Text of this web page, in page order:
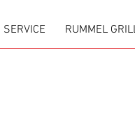
SERVICE RUMMEL